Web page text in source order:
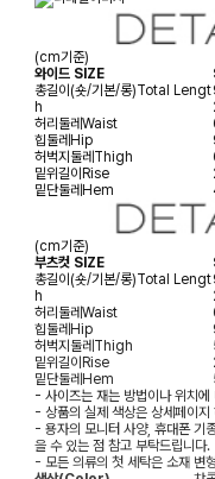
(cm기준)
와이드 SIZE
총길이(숏/기본/롱)Total Lengt
h
허리둘레Waist
힙둘레Hip
허벅지둘레Thigh
밑위길이Rise
밑단둘레Hem
(cm기준)
부츠컷 SIZE
총길이(숏/기본/롱)Total Lengt
h
허리둘레 Waist
힙둘레 Hip
허벅지둘레 Thigh
밑위길이 Rise
밑단둘레 Hem
- 사이즈는 재는 방법이나 위치
- 상품의 실제 색상은 상세페이
- 용자의 모니터 사양, 휴대폰 기
을 수 있는 점 참고 부탁드립니다.
- 모든 의류의 첫 세탁은 소재 변